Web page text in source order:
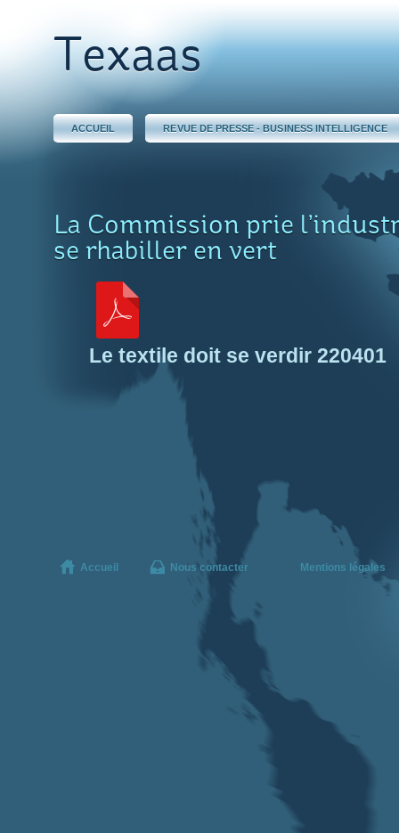
Texaas
ACCUEIL REVUE DE PRESSE - BUSINESS INTELLIGENCE
La Commission prie
se rhabiller en vert
Le textile doit se verdir 220401
Accueil Nous contacter Mentions légales